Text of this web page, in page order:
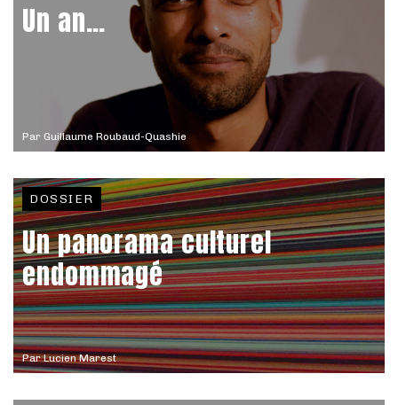
Par Guillaume Roubaud-Quashie
Un an…
ParLucien Marest
DOSSIER
Un panorama culturel
endommagé